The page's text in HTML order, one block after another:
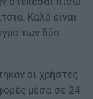
Καλό είναι
των δύο
οι χρήστες
μέσα σε 24